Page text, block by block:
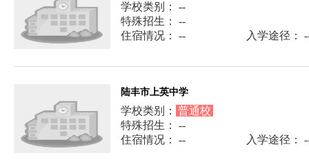
学校类别： --
特殊招生： --
住宿情况： --
入学途径：
陆丰市上英中学
学校类别： 普通校
特殊招生： --
住宿情况： --
入学途径：